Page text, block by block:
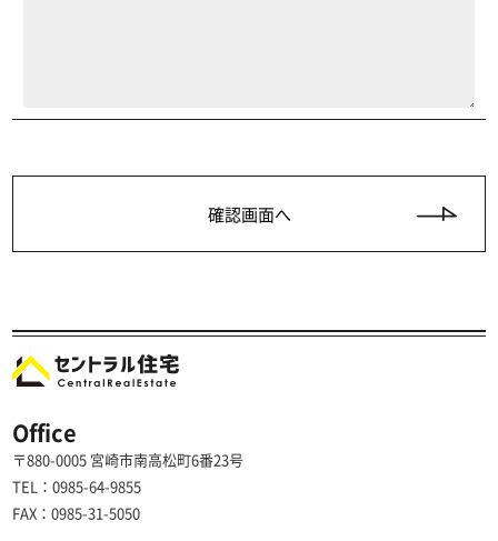
Office
〒880-0005 宮崎市南高松町6番23号
TEL：0985-64-9855
FAX：0985-31-5050